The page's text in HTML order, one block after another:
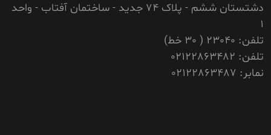
دشتستان ششم - پلاک 74 جدید - ساختمان آفتاب - واحد
1
تلفن: 23040 ( 30 خط)
تلفن: 02122863482
نمابر: 02122863487